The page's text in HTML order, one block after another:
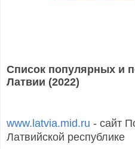
Список популярных и
Латвии (2022)
www.latvia.mid.ru - сайт
Латвийской республике